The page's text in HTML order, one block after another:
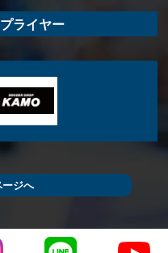
ライヤー
ージへ